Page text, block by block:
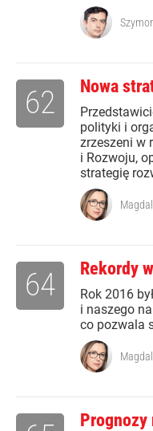
Nowa
polityki i
zrzeszeni w
i Rozwoju,
strategię
62
Rekordy
Rok 2016
i naszego
co pozwala
64
Prognozy